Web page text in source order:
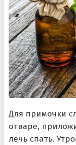
Для примочки
отваре,
лечь спать.